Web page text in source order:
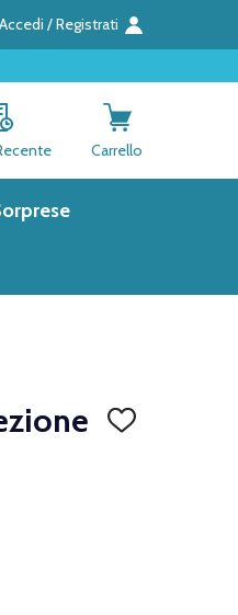
Accedi / Registrati
Carrello
AGGIUNGI